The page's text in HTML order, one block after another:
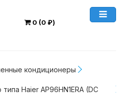
0 (0 ₽)
кондиционеры
Haier AP96HN1ERA (DC